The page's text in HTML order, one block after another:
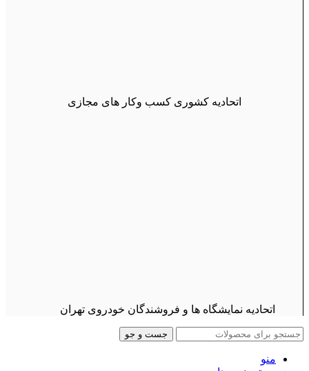
اتحادیه کشوری کسب وکار های مجازی
اتحادیه نمایشگاه ها و فروشندگان خودروی تهران
جست و جو
منو